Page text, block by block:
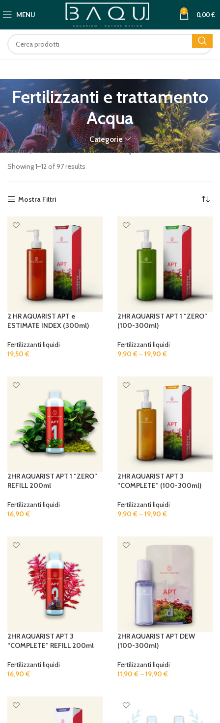
MENU 0 0,00€
Fertilizzanti e trattamento
Acqua
Categorie
Home
Fertilizzanti e trattamento Acqua
Showing 1–12 of 97 results
Mostra Filtri
2 HR AQUARIST APT e
ESTIMATE INDEX (300ml)
Fertilizzanti liquidi
19,50 €
2HR AQUARIST APT 1 “ZERO”
(100-300ml)
Fertilizzanti liquidi
9,90 €–19,90 €
2HR AQUARIST APT 1 “ZERO”
REFILL 200ml
Fertilizzanti liquidi
16,90 €
2HR AQUARIST APT 3
“COMPLETE” (100-300ml)
Fertilizzanti liquidi
9,90 €–19,90 €
2HR AQUARIST APT 3
“COMPLETE” REFILL 200ml
Fertilizzanti liquidi
16,90 €
2HR AQUARIST APT DEW
(100-300ml)
Fertilizzanti liquidi
11,90 €–19,90 €